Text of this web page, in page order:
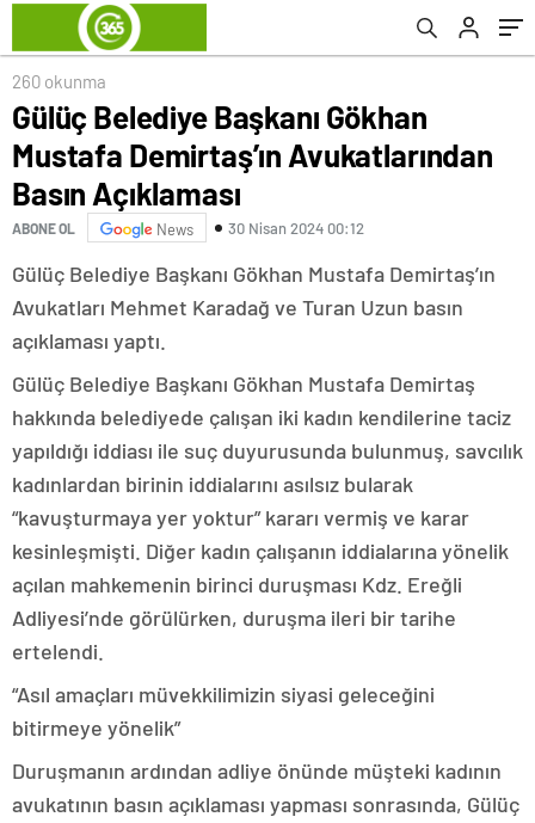
260 okunma
Gülüç Belediye Başkanı Gökhan
Mustafa Demirtaş’ın Avukatlarından
Basın Açıklaması
ABONE OL News 30 Nisan 2024 00:12
Gülüç Belediye Başkanı Gökhan Mustafa Demirtaş’ın
Avukatları Mehmet Karadağ ve Turan Uzun basın
açıklaması yaptı.
Gülüç Belediye Başkanı Gökhan Mustafa Demirtaş
hakkında belediyede çalışan iki kadın kendilerine taciz
yapıldığı iddiası ile suç duyurusunda bulunmuş, savcılık
kadınlardan birinin iddialarını asılsız bularak
“kavuşturmaya yer yoktur” kararı vermiş ve karar
kesinleşmişti. Diğer kadın çalışanın iddialarına yönelik
açılan mahkemenin birinci duruşması Kdz. Ereğli
Adliyesi’nde görülürken, duruşma ileri bir tarihe
ertelendi.
“Asıl amaçları müvekkilimizin siyasi geleceğini
bitirmeye yönelik”
Duruşmanın ardından adliye önünde müşteki kadının
avukatının basın açıklaması yapması sonrasında, Gülüç